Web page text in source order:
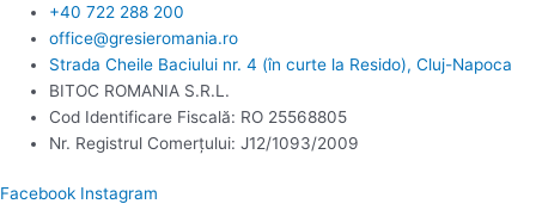
+40 722 288 200
office@gresieromania.ro
Strada Cheile Baciului nr. 4 (în curte la Resido), Cluj-Napoca
BITOC ROMANIA S.R.L.
Cod Identificare Fiscală: RO 25568805
Nr. Registrul Comerţului: J12/1093/2009
Facebook Instagram